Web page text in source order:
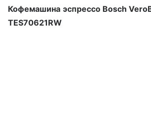
Кофемашина эспрессо Bosch
TES70621RW